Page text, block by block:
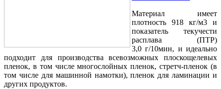
Материал имеет
плотность 918 кг/м3 и
показатель текучести
расплава (ПТР)
3,0 г/10мин, и идеально
подходит для производства всевозможных плоскощелевых
пленок, в том числе многослойных пленок, стретч-пленок (в
том числе для машинной намотки), пленок для ламинации и
других продуктов.